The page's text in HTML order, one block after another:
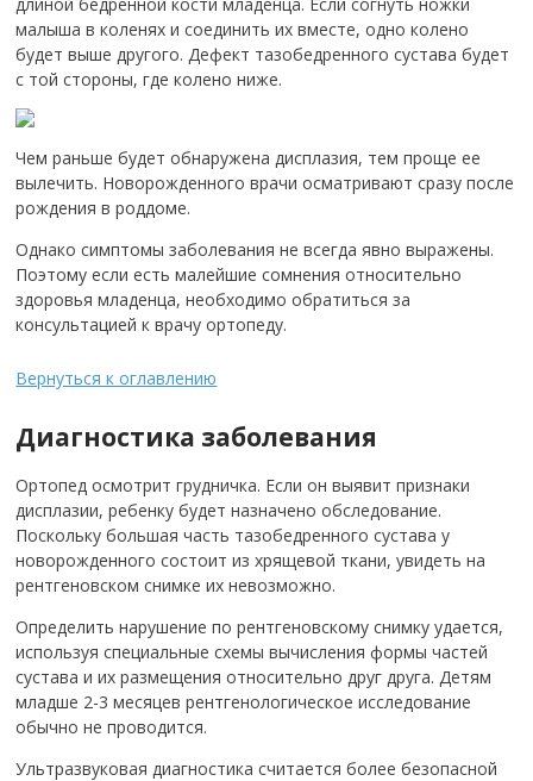
малыша в коленях и соединить их вместе, одно колено
будет выше другого. Дефект тазобедренного сустава будет
с той стороны, где колено ниже.
Чем раньше будет обнаружена дисплазия, тем проще ее
вылечить. Новорожденного врачи осматривают сразу после
рождения в роддоме.
Однако симптомы заболевания не всегда явно выражены.
Поэтому если есть малейшие сомнения относительно
здоровья младенца, необходимо обратиться за
консультацией к врачу ортопеду.
Вернуться к оглавлению
Диагностика заболевания
Ортопед осмотрит грудничка. Если он выявит признаки
дисплазии, ребенку будет назначено обследование.
Поскольку большая часть тазобедренного сустава у
новорожденного состоит из хрящевой ткани, увидеть на
рентгеновском снимке их невозможно.
Определить нарушение по рентгеновскому снимку удается,
используя специальные схемы вычисления формы частей
сустава и их размещения относительно друг друга. Детям
младше 2-3 месяцев рентгенологическое исследование
обычно не проводится.
Ультразвуковая диагностика считается более безопасной